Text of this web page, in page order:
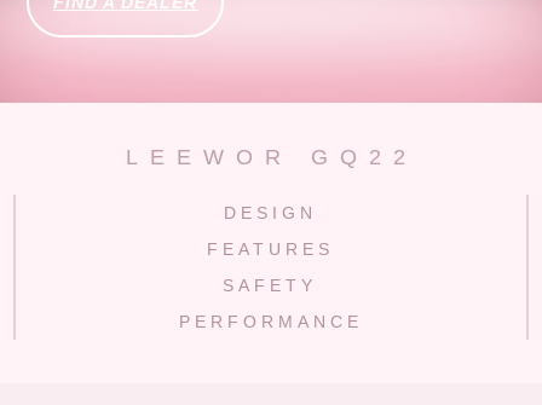
LEEWOR GQ22
DESIGN
FEATURES
SAFETY
PERFORMANCE